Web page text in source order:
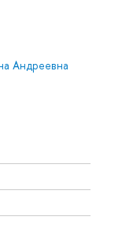
Андреевна